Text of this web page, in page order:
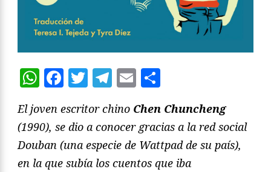
WhatsApp
Facebook
Twitter
Telegram
Email
El joven escritor chino Chen Chuncheng
(1990), se dio a conocer gracias a la red social
Douban (una especie de Wattpad de su país),
en la que subía los cuentos que iba